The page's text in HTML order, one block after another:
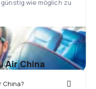
wie möglich zu
Air China
China?